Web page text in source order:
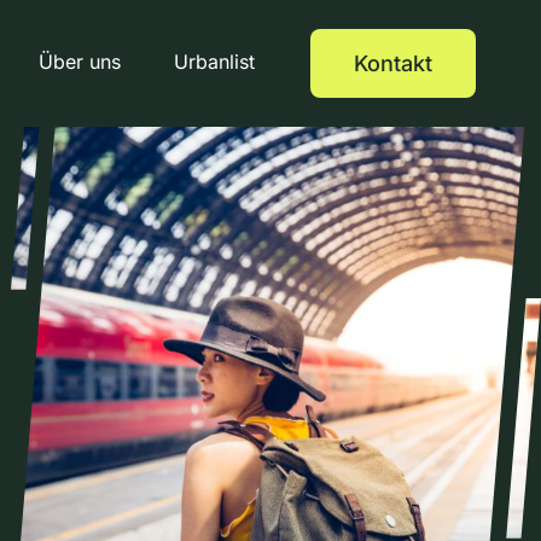
Über uns Urbanlist Kontakt